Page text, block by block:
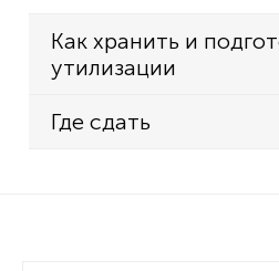
Как хранить и
утилизации
Где сдать